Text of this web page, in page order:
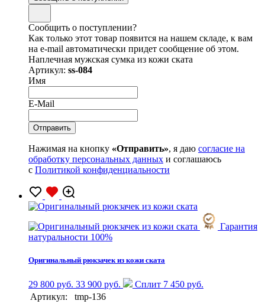
Сообщить о поступлении?
Как только этот товар появится на нашем складе, к вам
на e-mail автоматически придет сообщение об этом.
Наплечная мужская сумка из кожи ската
Артикул: ss-084
Имя
E-Mail
Нажимая на кнопку «Отправить», я даю согласие на
обработку персональных данных и соглашаюсь
с Политикой конфиденциальности
Гарантия
натуральности 100%
Оригинальный рюкзачек из кожи ската
29 800 руб. 33 900 руб.
Сплит 7 450 руб.
Артикул:
tmp-136